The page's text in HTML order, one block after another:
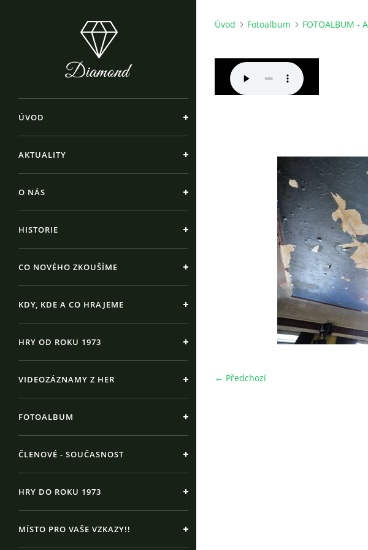
ÚVOD
AKTUALITY
O NÁS
HISTORIE
CO NOVÉHO ZKOUŠÍME
KDY, KDE A CO HRAJEME
HRY OD ROKU 1973
VIDEOZÁZNAMY Z HER
FOTOALBUM
ČLENOVÉ - SOUČASNOST
HRY DO ROKU 1973
MÍSTO PRO VAŠE VZKAZY!!
Úvod Fotoalbum FOTOALBUM -
← Předchozí